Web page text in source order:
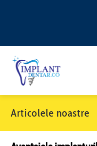
Articolele noastre